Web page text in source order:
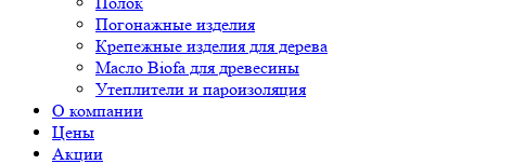
Погонажные изделия
Крепежные изделия для дерева
Масло Biofa для древесины
Утеплители и пароизоляция
О компании
Цены
Акции